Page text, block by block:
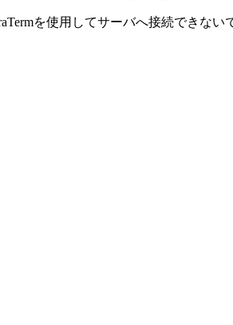
を使用してサーバへ接続できな